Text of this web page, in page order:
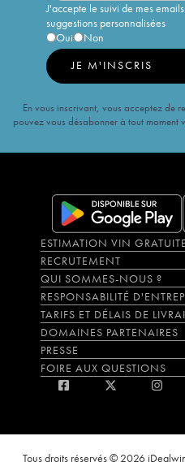
J'accepte le suivi de mes
suggestions personnalisées
Oui
Non
JE M'INSCRIS
En vous inscrivant, vous acceptez de
pouvez vous désabonner à tout moment
ESTIMATION VIN GRATUITE
RECRUTEMENT
QUI SOMMES-NOUS ?
RESPONSABILITÉ
TARIFS ET DÉLAIS DE
DOMAINES PARTENAIRES
PRESSE
FOIRE AUX QUESTIONS
Tous droits réservés © 2026